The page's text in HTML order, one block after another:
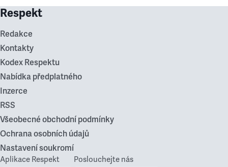
Respekt
Redakce
Kontakty
Kodex Respektu
Nabídka předplatného
Inzerce
RSS
Všeobecné obchodní podmínky
Ochrana osobních údajů
Nastavení soukromí
Aplikace Respekt Poslouchejte nás